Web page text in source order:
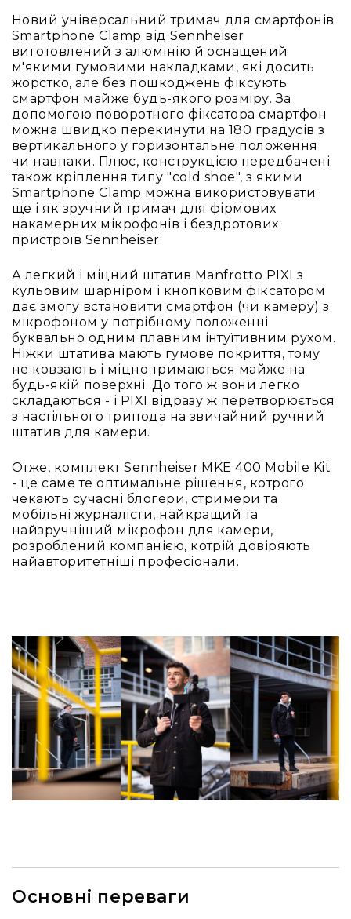
з
вадами
слуху
Підсилення
для
навушників
Аксесуари
і
комплектуючі
Гарнітури
Для
трансляцій
і
ТБ
Для
геймерів/
блогерів
Для
домашньої
IP
телефонії
Для
офісів
та
центрів
Аксесуари
і
комплектуючі
Рішення
для
трансляцій
нарад
і
конференцій
Спікерфони
Конференційні
системи
Бари
Системи
синхронного
системи
Системи
Новий універсальний тримач для смартфонів
Smartphone Clamp від Sennheiser
виготовлений з алюмінію й оснащений
м'якими гумовими накладками, які досить
жорстко, але без пошкоджень фіксують
смартфон майже будь-якого розміру. За
допомогою поворотного фіксатора смартфон
можна швидко перекинути на 180 градусів з
вертикального у горизонтальне положення
чи навпаки. Плюс, конструкцією передбачені
також кріплення типу "cold shoe", з якими
Smartphone Clamp можна використовувати
ще і як зручний тримач для фірмових
накамерних мікрофонів і бездротових
пристроїв Sennheiser.
А легкий і міцний штатив Manfrotto PIXI з
кульовим шарніром і кнопковим фіксатором
дає змогу встановити смартфон (чи камеру) з
мікрофоном у потрібному положенні
буквально одним плавним інтуїтивним рухом.
Ніжки штатива мають гумове покриття, тому
не ковзають і міцно тримаються майже на
будь-якій поверхні. До того ж вони легко
складаються - і PIXI відразу ж перетворюється
з настільного трипода на звичайний ручний
штатив для камери.
Отже, комплект Sennheiser MKE 400 Mobile Kit
- це саме те оптимальне рішення, котрого
чекають сучасні блогери, стримери та
мобільні журналісти, найкращий та
найзручніший мікрофон для камери,
розроблений компанією, котрій довіряють
найавторитетніші професіонали.
Основні переваги